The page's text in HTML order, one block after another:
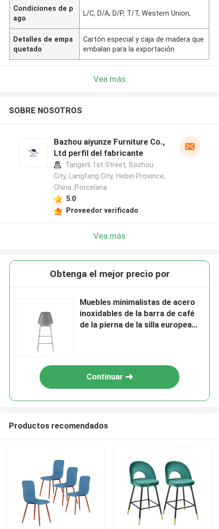
Condiciones de p
ago
L/C, D/A, D/P, T/T, Western Union,
Detalles de empa
quetado
Cartón especial y caja de madera que
embalan para la exportación
Vea más
SOBRE NOSOTROS
Bazhou aiyunze Furniture Co.,
Ltd perfil del fabricante
Tangerli 1st Street, Bazhou
City, Langfang City, Hebei Province,
China ,Porcelana
5.0
Proveedor verificado
Vea más
Obtenga el mejor precio por
Muebles minimalistas de acero
inoxidables de la barra de café
de la pierna de la silla europea
Continuar
Productos recomendados